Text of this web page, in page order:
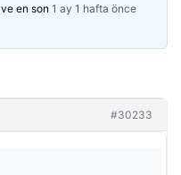
en son 1 ay 1 hafta önce
#30233